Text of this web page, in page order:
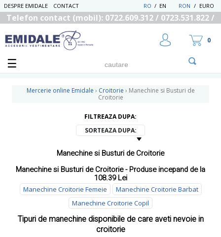
DESPRE EMIDALE CONTACT RON / EURO
EN
/
RO
Telefon contact (mobil): 0722.609.312 / 0723.531.822 /
RECUPEREAZA PAROLA
0
Mercerie online Emidale › Croitorie › Manechine si Busturi de
Croitorie
FILTREAZA DUPA:
SORTEAZA DUPA:
Manechine si Busturi de Croitorie
Manechine si Busturi de Croitorie - Produse incepand de la
108.39 Lei
Manechine Croitorie Femeie
Manechine Croitorie Barbat
Manechine Croitorie Copil
Tipuri de manechine disponibile de care aveti nevoie in
croitorie